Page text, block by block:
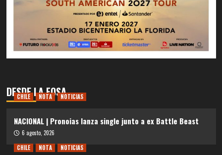
DESDE LA FOSA
CHILE NOTA NOTICIAS
NACIONAL | Pronoias lanza single junto a ex Battle Beast
6 agosto, 2026
CHILE
NOTA NOTICIAS